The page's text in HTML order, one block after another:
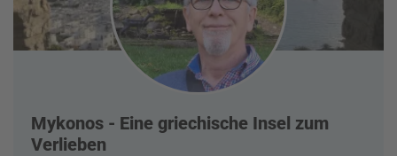
Mykonos - Eine griechische Insel zum
Verlieben